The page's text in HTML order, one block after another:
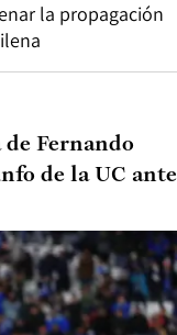
la propagación
Fernando
de la UC ante